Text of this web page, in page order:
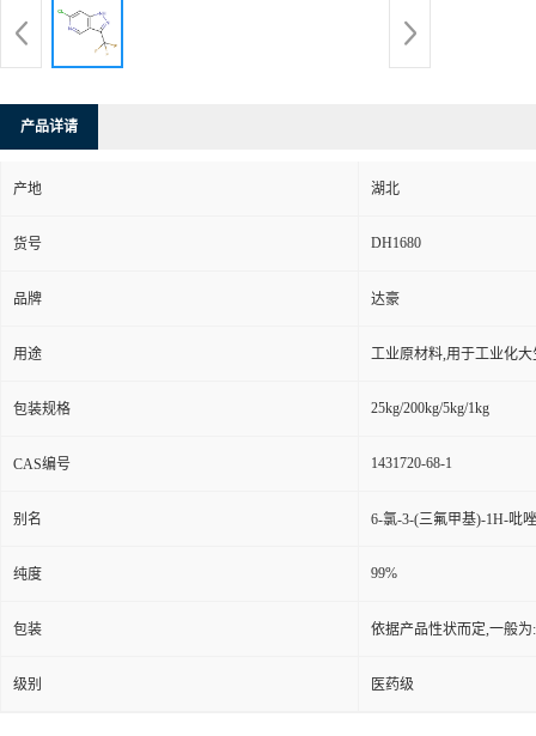
产品详请
产地 湖北
货号 DH1680
品牌 达豪
用途 工业原材料,用于工业化大
包装规格 25kg/200kg/5kg/1kg
CAS编号 1431720-68-1
别名 6-氯-3-(三氟甲基)-1H-吡
纯度 99%
包装 依据产品性状而定,一般
级别 医药级